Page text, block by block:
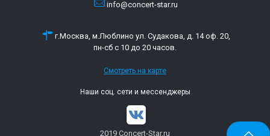
info@concert-star.ru
г.Москва, м.Люблино ул. Судакова, д. 14 оф. 20,
пн-сб с 10 до 20 часов.
Смотреть на карте
Наши соц. сети и мессенджеры
2019 Concert-Star.ru